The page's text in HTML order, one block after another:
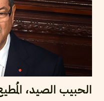
الحبيب الصيد،